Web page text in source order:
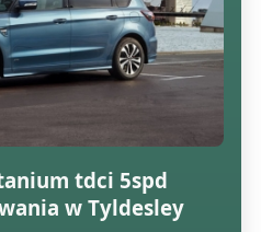
tdci 5spd
w Tyldesley